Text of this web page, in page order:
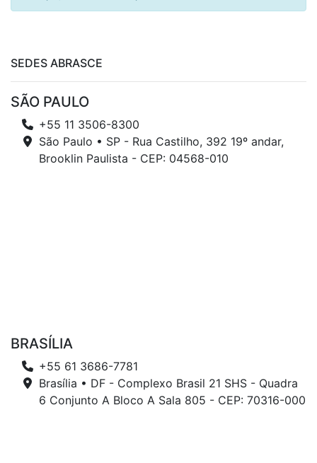
SEDES ABRASCE
SÃO PAULO
+55 11 3506-8300
São Paulo • SP - Rua Castilho, 392 19º andar,
Brooklin Paulista - CEP: 04568-010
BRASÍLIA
+55 61 3686-7781
Brasília • DF - Complexo Brasil 21 SHS - Quadra
6 Conjunto A Bloco A Sala 805 - CEP: 70316-000